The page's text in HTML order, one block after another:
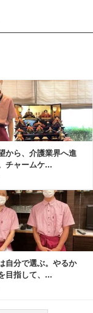
から、介護業界へ進
チャームケ...
自分で選ぶ。やるか
目指して、...